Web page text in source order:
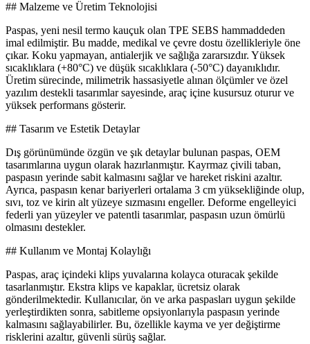
## Malzeme ve Üretim Teknolojisi
Paspas, yeni nesil termo kauçuk olan TPE SEBS hammaddeden
imal edilmiştir. Bu madde, medikal ve çevre dostu özellikleriyle öne
çıkar. Koku yapmayan, antialerjik ve sağlığa zararsızdır. Yüksek
sıcaklıklara (+80°C) ve düşük sıcaklıklara (-50°C) dayanıklıdır.
Üretim sürecinde, milimetrik hassasiyetle alınan ölçümler ve özel
yazılım destekli tasarımlar sayesinde, araç içine kusursuz oturur ve
yüksek performans gösterir.
## Tasarım ve Estetik Detaylar
Dış görünümünde özgün ve şık detaylar bulunan paspas, OEM
tasarımlarına uygun olarak hazırlanmıştır. Kayrmaz çivili taban,
paspasın yerinde sabit kalmasını sağlar ve hareket riskini azaltır.
Ayrıca, paspasın kenar bariyerleri ortalama 3 cm yüksekliğinde olup,
sıvı, toz ve kirin alt yüzeye sızmasını engeller. Deforme engelleyici
federli yan yüzeyler ve patentli tasarımlar, paspasın uzun ömürlü
olmasını destekler.
## Kullanım ve Montaj Kolaylığı
Paspas, araç içindeki klips yuvalarına kolayca oturacak şekilde
tasarlanmıştır. Ekstra klips ve kapaklar, ücretsiz olarak
gönderilmektedir. Kullanıcılar, ön ve arka paspasları uygun şekilde
yerleştirdikten sonra, sabitleme opsiyonlarıyla paspasın yerinde
kalmasını sağlayabilirler. Bu, özellikle kayma ve yer değiştirme
risklerini azaltır, güvenli sürüş sağlar.